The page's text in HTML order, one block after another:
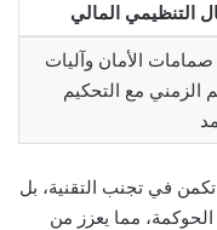
التنظيمي المالي
صمامات الأمان وآليات
الزمني مع التحكيم
في تجنب التقنية، بل
مما يعزز من